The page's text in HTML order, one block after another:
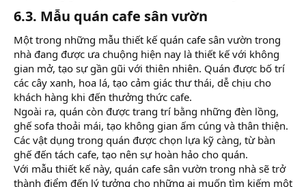
6.3. Mẫu quán cafe sân vườn​
Một trong những mẫu thiết kế quán cafe sân vườn trong
nhà đang được ưa chuộng hiện nay là thiết kế với không
gian mở, tạo sự gần gũi với thiên nhiên. Quán được bố trí
các cây xanh, hoa lá, tạo cảm giác thư thái, dễ chịu cho
khách hàng khi đến thưởng thức cafe.
Ngoài ra, quán còn được trang trí bằng những đèn lồng,
ghế sofa thoải mái, tạo không gian ấm cúng và thân thiện.
Các vật dụng trong quán được chọn lựa kỹ càng, từ bàn
ghế đến tách cafe, tạo nên sự hoàn hảo cho quán.
Với mẫu thiết kế này, quán cafe sân vườn trong nhà sẽ trở
thành điểm đến lý tưởng cho những ai muốn tìm kiếm một